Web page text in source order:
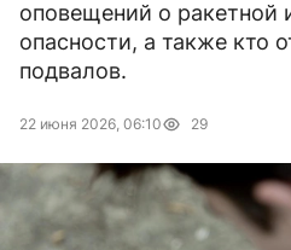
оповещений о ракетной
опасности, а также кто
подвалов.
22 июня 2026, 06:10 29